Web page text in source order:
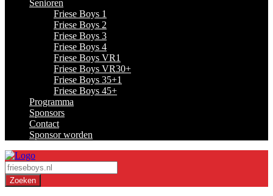
Senioren
Friese Boys 1
Friese Boys 2
Friese Boys 3
Friese Boys 4
Friese Boys VR1
Friese Boys VR30+
Friese Boys 35+1
Friese Boys 45+
Programma
Sponsors
Contact
Sponsor worden